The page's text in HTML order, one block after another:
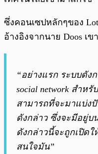
ซึ่งคอนเซปหลักๆของ
อ้างอิงจากนาย Doos เข
“อย่างแรก ระบบดัง
social network สำห
สามารถที่จะมาแบ่ง
ดังกล่าว ซึ่งจะมีอยู่บ
ดังกล่าวนี้จะถูกเปิด
สนใจมัน”